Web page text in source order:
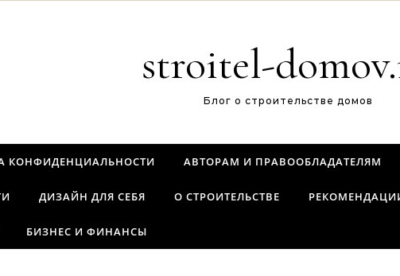
stroitel-
Блог о строительстве домов
КОНФИДЕНЦИАЛЬНОСТИ АВТОРАМ И ПРАВООБЛАДАТЕЛЯМ
ДИЗАЙН ДЛЯ СЕБЯ О СТРОИТЕЛЬСТВЕ
БИЗНЕС И ФИНАНСЫ